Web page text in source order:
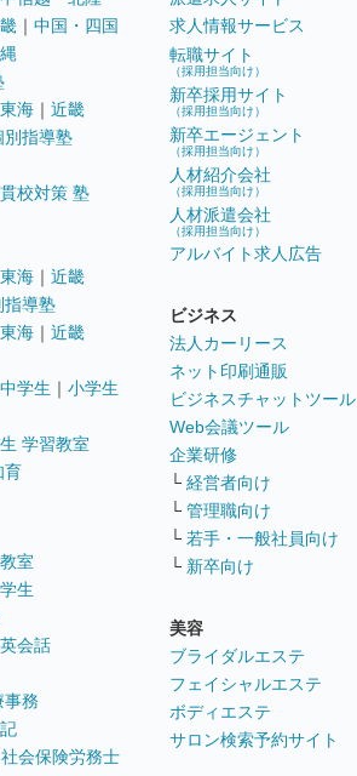
｜ 中国・四国
東海 ｜ 近畿
別指導塾
校対策 塾
東海 ｜ 近畿
指導塾
東海 ｜ 近畿
中学生 ｜ 小学生
学習教室
育
室
生
会話
事務
社会保険労務士
求人情報サービス
転職サイト
（採用担当向け）
新卒採用サイト
（採用担当向け）
新卒エージェント
（採用担当向け）
人材紹介会社
（採用担当向け）
人材派遣会社
（採用担当向け）
アルバイト求人広告
ビジネス
法人カーリース
ネット印刷通販
ビジネスチャットツール
Web会議ツール
企業研修
└ 経営者向け
└ 管理職向け
└ 若手・一般社員向け
└ 新卒向け
美容
ブライダルエステ
フェイシャルエステ
ボディエステ
サロン検索予約サイト